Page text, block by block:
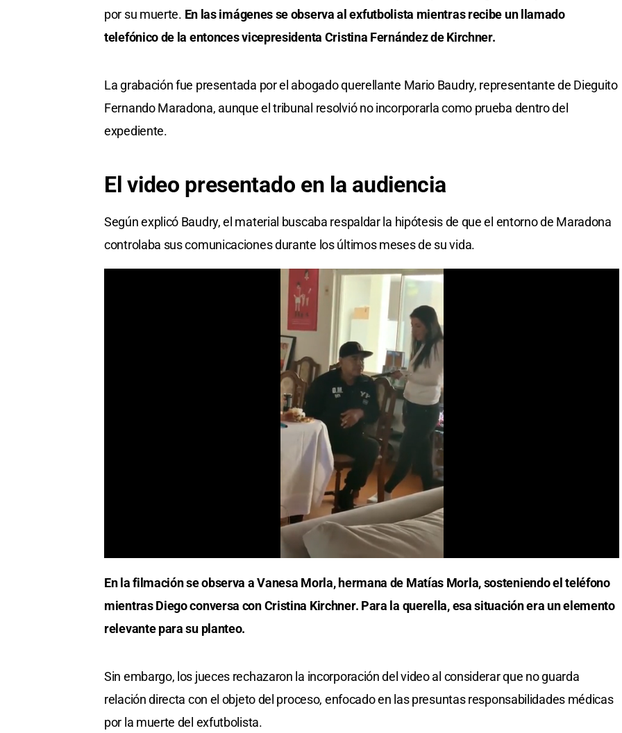
por su muerte. En las imágenes se observa al exfutbolista mientras recibe un llamado
telefónico de la entonces vicepresidenta Cristina Fernández de Kirchner.
La grabación fue presentada por el abogado querellante Mario Baudry, representante de Dieguito
Fernando Maradona, aunque el tribunal resolvió no incorporarla como prueba dentro del
expediente.
El video presentado en la audiencia
Según explicó Baudry, el material buscaba respaldar la hipótesis de que el entorno de Maradona
controlaba sus comunicaciones durante los últimos meses de su vida.
En la filmación se observa a Vanesa Morla, hermana de Matías Morla, sosteniendo el teléfono
mientras Diego conversa con Cristina Kirchner. Para la querella, esa situación era un elemento
relevante para su planteo.
Sin embargo, los jueces rechazaron la incorporación del video al considerar que no guarda
relación directa con el objeto del proceso, enfocado en las presuntas responsabilidades médicas
por la muerte del exfutbolista.